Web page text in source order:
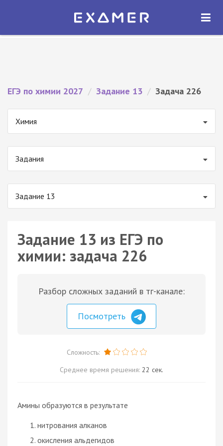
Экзамер — ЕГЭ 2027
ОТКРЫТЬ
ЕГЭ по химии 2027 / Задание 13 / Задача 226
Химия
Задания
Задание 13
Задание 13 из ЕГЭ по
химии: задача 226
Разбор сложных заданий в тг-канале:
Посмотреть
Сложность:
Среднее время решения: 22 сек.
Амины образуются в результате
нитрования алканов
окисления альдегидов